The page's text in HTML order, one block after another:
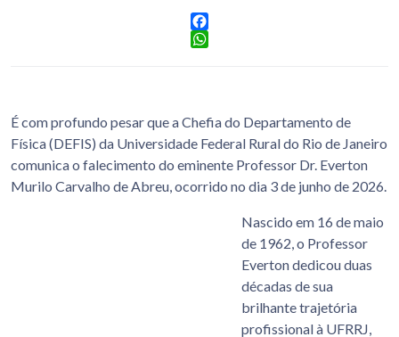
Facebook
É com profundo pesar que a Chefia do Departamento de
Física (DEFIS) da Universidade Federal Rural do Rio de Janeiro
comunica o falecimento do eminente Professor Dr. Everton
Murilo Carvalho de Abreu, ocorrido no dia 3 de junho de 2026.
Nascido em 16 de maio
de 1962, o Professor
Everton dedicou duas
décadas de sua
brilhante trajetória
profissional à UFRRJ,